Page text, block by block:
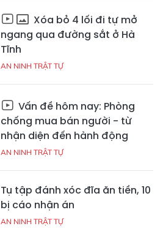
Xóa bỏ 4 lối đi tự mở
ngang qua đường sắt ở Hà
Tĩnh
AN NINH TRẬT TỰ
Vấn đề hôm nay: Phòng
chống mua bán người - từ
nhận diện đến hành động
AN NINH TRẬT TỰ
Tụ tập đánh xóc đĩa ăn tiền, 10
bị cáo nhận án
AN NINH TRẬT TỰ